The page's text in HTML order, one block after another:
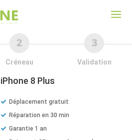
Créneau Validation
iPhone 8 Plus
Déplacement gratuit
Réparation en 30 min
Garantie 1 an